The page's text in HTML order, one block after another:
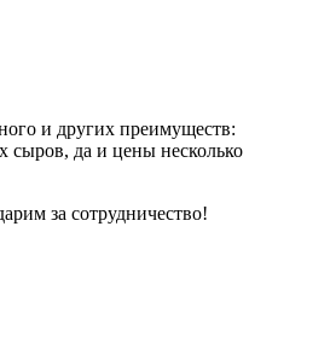
и других преимуществ:
сыров, да и цены несколько
за сотрудничество!